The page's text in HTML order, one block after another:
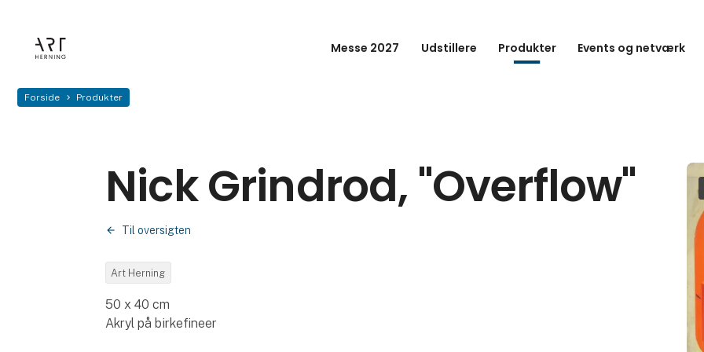
Messe 2027 Udstillere Produkter Events og netværk
Forside Produkter
Nick Grindrod, "Overflow"
Til oversigten
Art Herning
50 x 40 cm
Akryl på birkefineer